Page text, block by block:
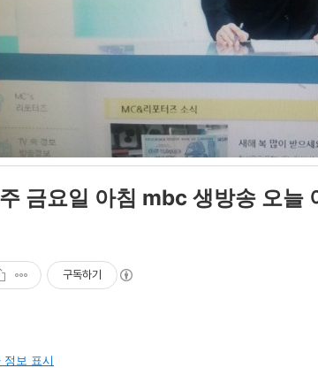
금요일 아침 mbc 생방송 오늘
구독하기
정보 표시